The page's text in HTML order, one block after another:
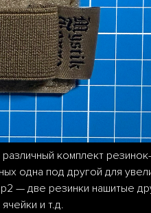
комплект резинок-
одна под другой для
— две резинки нашитые
и т.д.